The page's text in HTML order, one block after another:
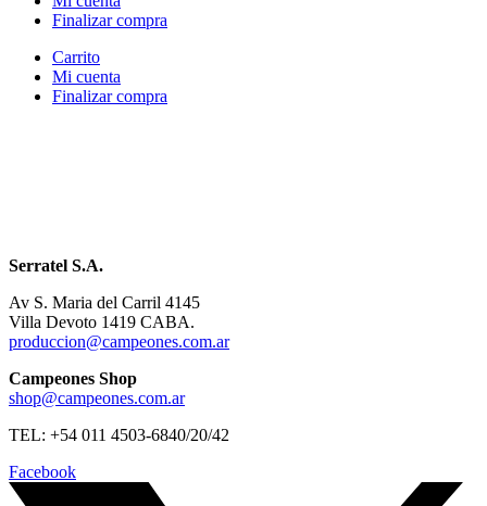
Finalizar compra
Carrito
Mi cuenta
Finalizar compra
Serratel S.A.
Av S. Maria del Carril 4145
Villa Devoto 1419 CABA.
produccion@campeones.com.ar
Campeones Shop
shop@campeones.com.ar
TEL: +54 011 4503-6840/20/42
Facebook